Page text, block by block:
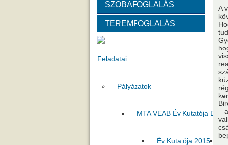
Választott vezetők
Tanácskozási jogú tagok
Feladatai
Pályázatok
MTA VEAB Év Kutatója Díj
Év Kutatója 2015
SZOBAFOGLALÁS
TEREMFOGLALÁS
A
–